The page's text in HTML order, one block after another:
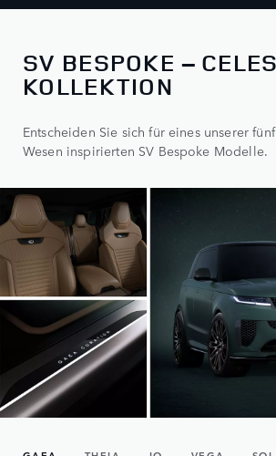
SV BESPOKE –
KOLLEKTION
Entscheiden Sie sich für eines unserer
Wesen inspirierten SV Bespoke Modelle.